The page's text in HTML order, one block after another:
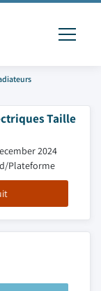
Taille
2024
Plateforme